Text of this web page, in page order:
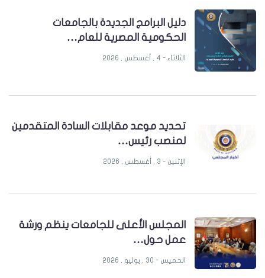
دليل البرامج الجديدة بالجامعات
الحكومية المصرية للعام…
الثلاثاء - 4 , أغسطس , 2026
تحديد موعد مقابلات السادة المتقدمين
لمنصب رئيس…
الإثنين - 3 , أغسطس , 2026
المجلس الأعلى للجامعات ينظم ورشة
عمل حول…
الخميس - 30 , يوليو , 2026